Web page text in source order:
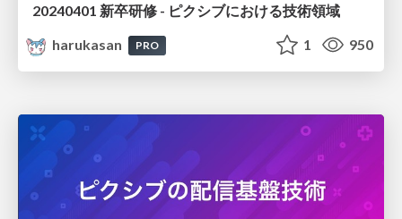
20240401 新卒研修 - ピクシブにおける技術領域
harukasan
PRO 1 950